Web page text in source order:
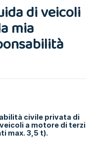
di veicoli
mia
civile privata di
a motore di terzi
max. 3,5 t).